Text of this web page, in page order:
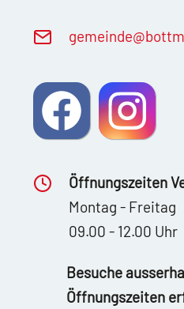
g m nd b ttm
Öffnungszeiten
Montag - Freitag
09.00 - 12.00 Uhr
Besuche
Öffnungszeiten